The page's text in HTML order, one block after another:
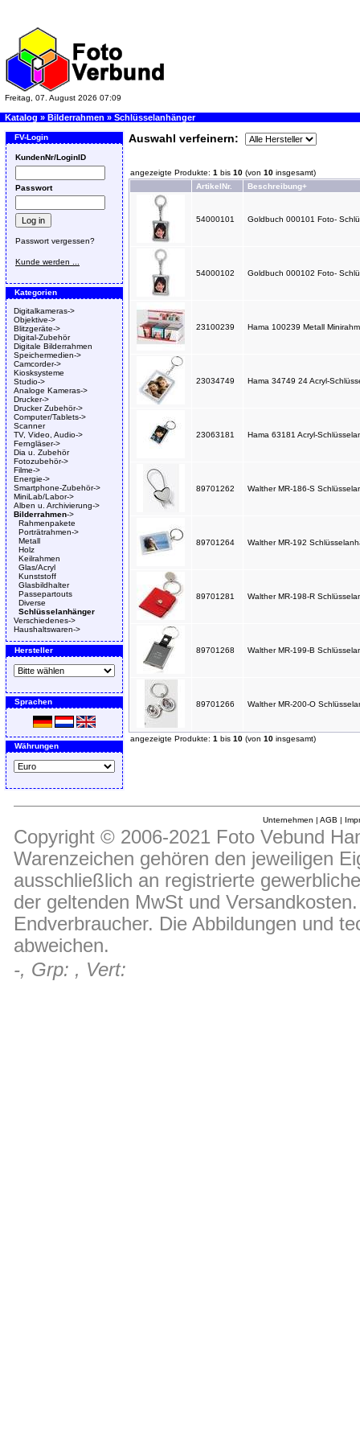
Freitag, 07. August 2026 07:09
Katalog » Bilderrahmen » Schlüsselanhänger
FV-Login
KundenNr/LoginID
Passwort
Passwort vergessen?
Kunde werden ...
Kategorien
Digitalkameras->
Objektive->
Blitzgeräte->
Digital-Zubehör
Digitale Bilderrahmen
Speichermedien->
Camcorder->
Kiosksysteme
Studio->
Analoge Kameras->
Drucker->
Drucker Zubehör->
Computer/Tablets->
Scanner
TV, Video, Audio->
Ferngläser->
Dia u. Zubehör
Fotozubehör->
Filme->
Energie->
Smartphone-Zubehör->
MiniLab/Labor->
Alben u. Archivierung->
Bilderrahmen->
Rahmenpakete
Porträtrahmen->
Metall
Holz
Keilrahmen
Glas/Acryl
Kunststoff
Glasbildhalter
Passepartouts
Diverse
Schlüsselanhänger
Verschiedenes->
Haushaltswaren->
Hersteller
Sprachen
Währungen
Auswahl verfeinern:
angezeigte Produkte: 1 bis 10 (von 10 insgesamt)
ArtikelNr.
Beschreibung+
54000101 Goldbuch 000101 Foto-
54000102 Goldbuch 000102 Foto-
23100239 Hama 100239 Metall
23034749 Hama 34749 24 Acryl-
23063181 Hama 63181 Acryl-
89701262 Walther MR-186-S
89701264 Walther MR-192
89701281 Walther MR-198-R
89701268 Walther MR-199-B
89701266 Walther MR-200-O
angezeigte Produkte: 1 bis 10 (von 10 insgesamt)
Unternehmen | AGB |
Copyright © 2006-2021 Foto Vebund
Warenzeichen gehören den jeweiligen
ausschließlich an registrierte
der geltenden MwSt und
Endverbraucher. Die Abbildungen und
abweichen.
-, Grp: , Vert: